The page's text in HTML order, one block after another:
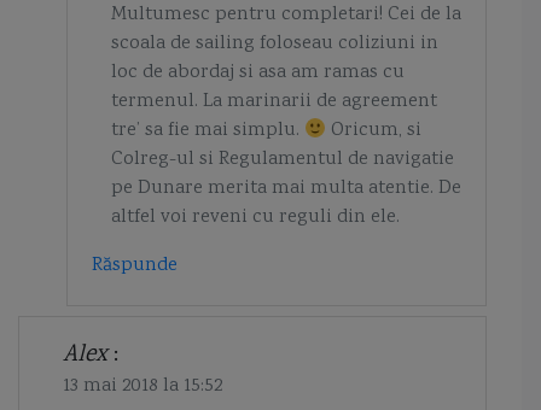
Multumesc pentru completari! Cei de la
scoala de sailing foloseau coliziuni in
loc de abordaj si asa am ramas cu
termenul. La marinarii de agreement
tre’ sa fie mai simplu.
Oricum, si
Colreg-ul si Regulamentul de navigatie
pe Dunare merita mai multa atentie. De
altfel voi reveni cu reguli din ele.
Răspunde
Alex :
13 mai 2018 la 15:52